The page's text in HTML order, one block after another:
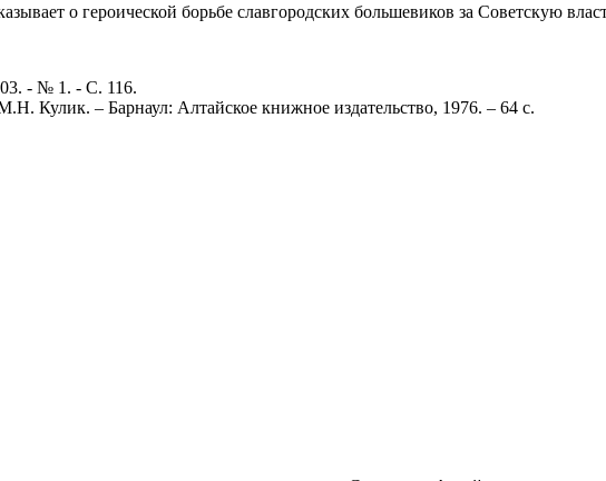
о героической борьбе славгородских большевиков за Советскую
- № 1. - С. 116.
Кулик. – Барнаул: Алтайское книжное издательство, 1976. – 64 с.